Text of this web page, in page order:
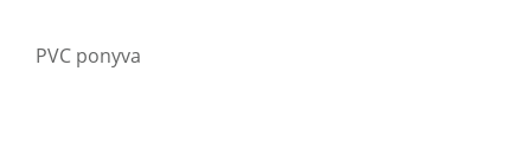
PVC ponyva